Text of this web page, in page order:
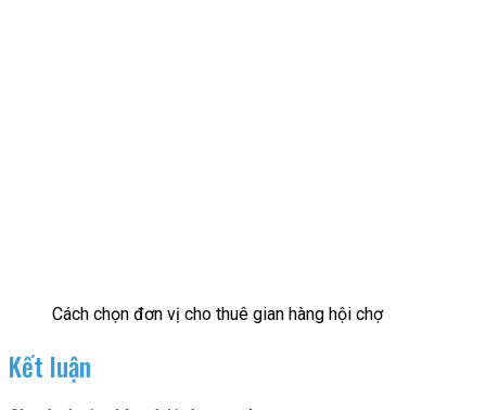
Cách chọn đơn vị cho thuê gian hàng hội chợ
Kết luận